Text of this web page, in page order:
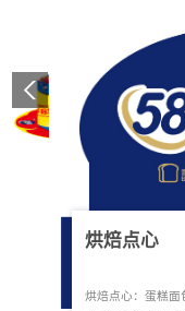
烘焙点心
烘焙点心：蛋糕面